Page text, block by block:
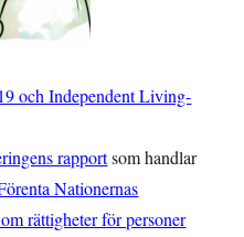
och Independent Living-
rapportsom handlar
Nationernas
rättigheter för personer